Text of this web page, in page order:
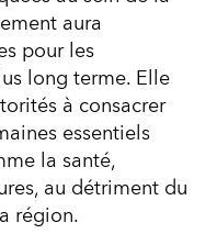
aura
pour les
long terme. Elle
à consacrer
essentiels
la santé,
au détriment du
région.